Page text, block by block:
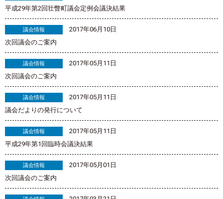
平成29年第2回壮瞥町議会定例会議決結果
議会情報
2017年06月10日
次回議会のご案内
議会情報
2017年05月11日
次回議会のご案内
議会情報
2017年05月11日
議会だよりの発行について
議会情報
2017年05月11日
平成29年第1回臨時会議決結果
議会情報
2017年05月01日
次回議会のご案内